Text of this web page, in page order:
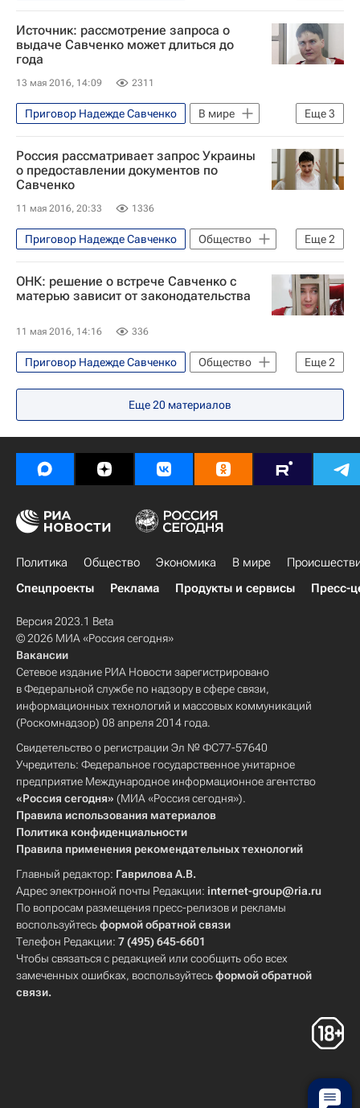
Происшествия
Александр Коновалов
Надежда Савченко
Министерство юстиции РФ (Минюст России)
Источник: рассмотрение запроса о
выдаче Савченко может длиться до
года
13 мая 2016, 14:09 2311
Еще3
Приговор Надежде Савченко
В мире
Украина
Министерство юстиции РФ (Минюст России)
Россия
Россия рассматривает запрос Украины
о предоставлении документов по
Савченко
11 мая 2016, 20:33 1336
Еще2
Приговор Надежде Савченко
Общество
Украина
Россия
ОНК: решение о встрече Савченко с
матерью зависит от законодательства
11 мая 2016, 14:16 336
Еще2
Приговор Надежде Савченко
Общество
Надежда Савченко
Россия
Еще20 материалов
Политика Общество Экономика В мире
Спецпроекты
Реклама Продукты и сервисы Пресс-
Версия 2023.1 Beta
© 2026 МИА «Россия сегодня»
Вакансии
Сетевое издание РИА Новости зарегистрировано
в Федеральной службе по надзору в сфере связи,
информационных технологий и массовых коммуникаций
(Роскомнадзор) 08 апреля 2014 года.
Свидетельство о регистрации Эл № ФС77-57640
Учредитель: Федеральное государственное унитарное
предприятие Международное информационное агентство
«Россия сегодня» (МИА «Россия сегодня»).
Правила использования материалов
Политика конфиденциальности
Правила применения рекомендательных технологий
Главный редактор: Гаврилова А.В.
Адрес электронной почты Редакции: internet-group@ria.ru
По вопросам размещения пресс-релизов и рекламы
воспользуйтесьформой обратной связи
Телефон Редакции: 7 (495) 645-6601
Чтобы связаться с редакцией или сообщить обо всех
замеченных ошибках, воспользуйтесьформой обратной
связи.